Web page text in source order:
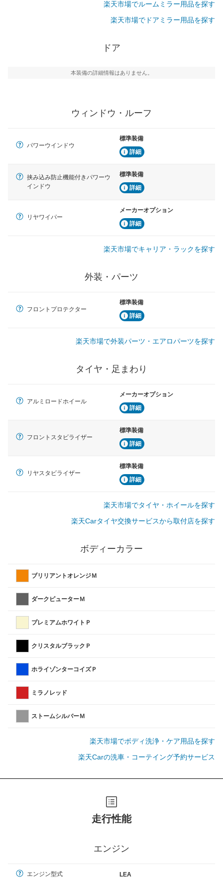
楽天市場でルームミラー用品を探す
楽天市場でドアミラー用品を探す
ドア
本装備の詳細情報はありません。
ウィンドウ・ルーフ
パワーウインドウ
標準装備
詳細
挟み込み防止機能付きパワーウ
インドウ
標準装備
詳細
リヤワイパー
メーカーオプション
詳細
楽天市場でキャリア・ラックを探す
外装・パーツ
フロントプロテクター
標準装備
詳細
楽天市場で外装パーツ・エアロパーツを探す
タイヤ・足まわり
アルミロードホイール
メーカーオプション
詳細
フロントスタビライザー
標準装備
詳細
リヤスタビライザー
標準装備
詳細
楽天市場でタイヤ・ホイールを探す
楽天Carタイヤ交換サービスから取付店を探す
ボディーカラー
ブリリアントオレンジＭ
ダークピューターＭ
プレミアムホワイトＰ
クリスタルブラックＰ
ホライゾンターコイズＰ
ミラノレッド
ストームシルバーＭ
楽天市場でボディ洗浄・ケア用品を探す
楽天Carの洗車・コーテイング予約サービス
走行性能
エンジン
エンジン型式 LEA